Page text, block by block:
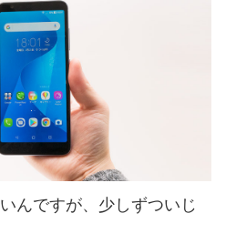
んですが、少しずついじ